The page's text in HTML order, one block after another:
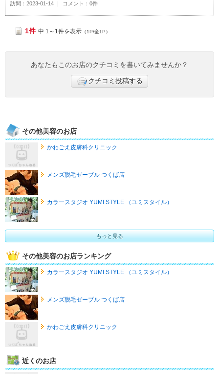
訪問 2023-01-14 コメント 0件
1件 中 1～1件を表示 （1P/全1P）
あなたもこのお店のクチコミを書いてみませんか？
クチコミ投稿する
その他美容のお店
かわごえ皮膚科クリニック
メンズ脱毛ゼーブル つくば店
カラースタジオ YUMI STYLE （ユミスタイル）
もっと見る
その他美容のお店ランキング
カラースタジオ YUMI STYLE （ユミスタイル）
メンズ脱毛ゼーブル つくば店
かわごえ皮膚科クリニック
近くのお店